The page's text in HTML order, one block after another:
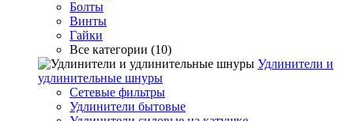
Болты
Винты
Гайки
Все категории (10)
Удлинители и
удлинительные шнуры
Сетевые фильтры
Удлинители бытовые